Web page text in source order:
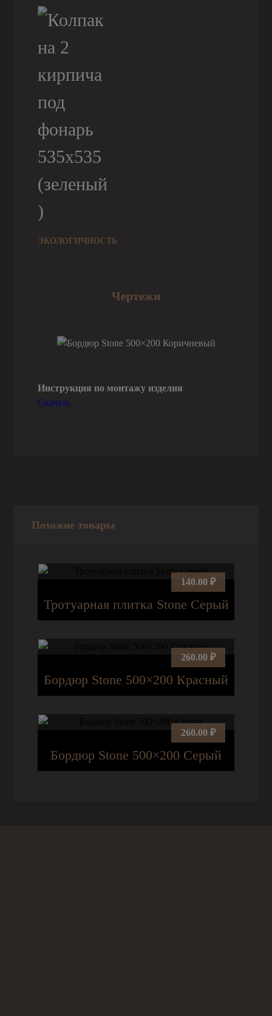
ЭКОЛОГИЧНОСТЬ
Чертежи
Инструкция по монтажу изделия
Скачать
Похожие товары
Тротуарная плитка Stone Серый
140.00 ₽
Бордюр Stone 500×200 Красный
260.00 ₽
Бордюр Stone 500×200 Серый
260.00 ₽